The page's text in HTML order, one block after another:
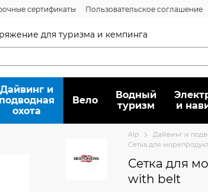
сертификаты Пользовательское соглашение
для туризма и кемпинга
Дайвинг и
подводная
охота
Вело
Водный
туризм
и
Alp Дайвинг и
Сетка для
Сетка для
with belt